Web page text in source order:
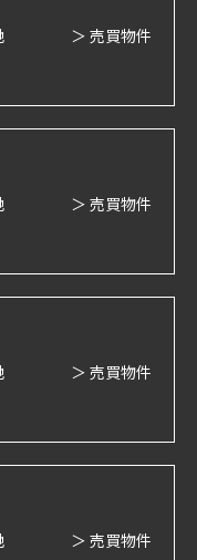
＞ 売買物件
＞ 売買物件
＞ 売買物件
＞ 売買物件